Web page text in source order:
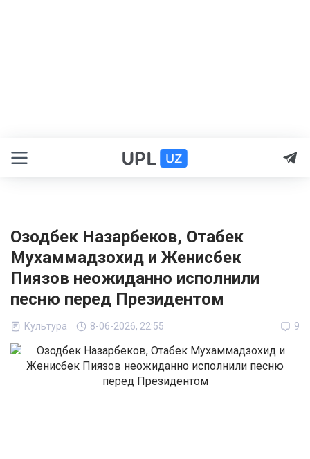
Озодбек Назарбеков, Отабек
Мухаммадзохид и Женисбек
Пиязов неожиданно исполнили
песню перед Президентом
Культура 8-06-2026, 22:55 9